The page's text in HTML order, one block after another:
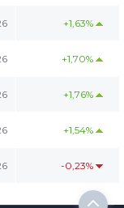
+1,63%
+1,70%
+1,76%
+1,54%
-0,23%